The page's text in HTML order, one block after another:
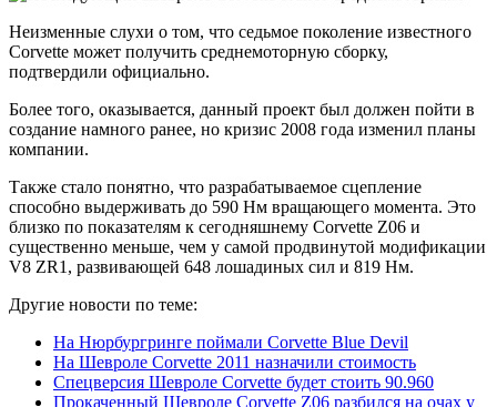
Неизменные слухи о том, что седьмое поколение известного
Corvette может получить среднемоторную сборку,
подтвердили официально.
Более того, оказывается, данный проект был должен пойти в
создание намного ранее, но кризис 2008 года изменил планы
компании.
Также стало понятно, что разрабатываемое сцепление
способно выдерживать до 590 Нм вращающего момента. Это
близко по показателям к сегодняшнему Corvette Z06 и
существенно меньше, чем у самой продвинутой модификации
V8 ZR1, развивающей 648 лошадиных сил и 819 Нм.
Другие новости по теме:
На Нюрбургринге поймали Corvette Blue Devil
На Шевроле Corvette 2011 назначили стоимость
Спецверсия Шевроле Corvette будет стоить 90.960
Прокаченный Шевроле Corvette Z06 разбился на очах у